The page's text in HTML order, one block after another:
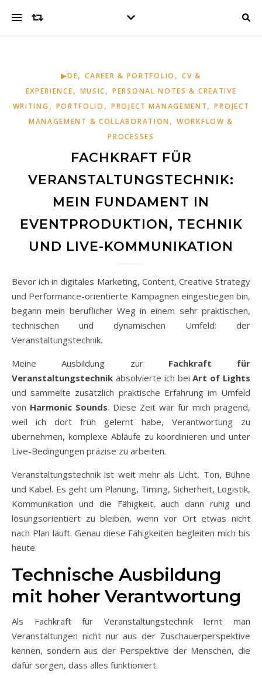
▶DE,CAREER & PORTFOLIO , CV &
EXPERIENCE, MUSIC, PERSONAL NOTES & CREATIVE
WRITING , PORTFOLIO , PROJECT MANAGEMENT,PROJECT
MANAGEMENT & COLLABORATION ,WORKFLOW &
PROCESSES
FACHKRAFT FÜR
VERANSTALTUNGSTECHNIK:
MEIN FUNDAMENT IN
EVENTPRODUKTION, TECHNIK
UND LIVE-KOMMUNIKATION
Bevor ich in digitales Marketing, Content, Creative Strategy
und Performance-orientierte Kampagnen eingestiegen bin,
begann mein beruflicher Weg in einem sehr praktischen,
technischen und dynamischen Umfeld: der
Veranstaltungstechnik.
Meine Ausbildung zur Fachkraft für
Veranstaltungstechnik absolvierte ich beiArt of Lights
und sammelte zusätzlich praktische Erfahrung im Umfeld
von Harmonic Sounds. Diese Zeit war für mich prägend,
weil ich dort früh gelernt habe, Verantwortung zu
übernehmen, komplexe Abläufe zu koordinieren und unter
Live-Bedingungen präzise zu arbeiten.
Veranstaltungstechnik ist weit mehr als Licht, Ton, Bühne
und Kabel. Es geht um Planung, Timing, Sicherheit, Logistik,
Kommunikation und die Fähigkeit, auch dann ruhig und
lösungsorientiert zu bleiben, wenn vor Ort etwas nicht
nach Plan läuft. Genau diese Fähigkeiten begleiten mich bis
heute.
Technische Ausbildung
mit hoher Verantwortung
Als Fachkraft für Veranstaltungstechnik lernt man
Veranstaltungen nicht nur aus der Zuschauerperspektive
kennen, sondern aus der Perspektive der Menschen, die
dafür sorgen, dass alles funktioniert.